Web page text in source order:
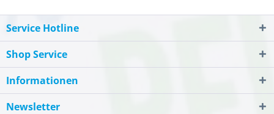
Service Hotline
Shop Service
Informationen
Newsletter